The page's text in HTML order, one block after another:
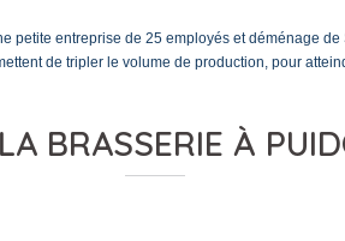
petite entreprise de 25 employés et déménage
de tripler le volume de production, pour
BRASSERIE À